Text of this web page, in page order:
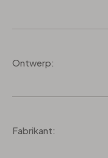
Ontwerp:
Fabrikant: